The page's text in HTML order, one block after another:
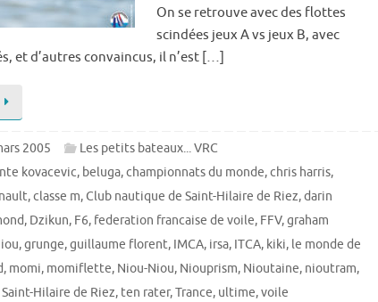
On se retrouve avec des flottes
scindées jeux A vs jeux B, avec
et d’autres convaincus, il n’est […]
2005
Les petits bateaux... VRC
kovacevic, beluga,championnats du monde,chris harris,
,classe m,Club nautique de Saint-Hilaire de Riez,darin
, Dzikun, F6, federation francaise de voile, FFV,graham
,grunge,guillaume florent, IMCA, irsa, ITCA, kiki, le monde de
, momi, momiflette, Niou-Niou, Niouprism, Nioutaine, nioutram,
Saint-Hilaire de Riez, ten rater,Trance, ultime,voile